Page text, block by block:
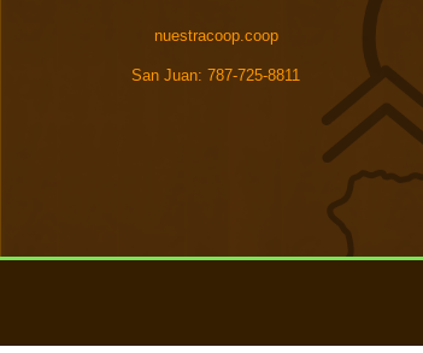
nuestracoop.coop
San Juan: 787-725-8811